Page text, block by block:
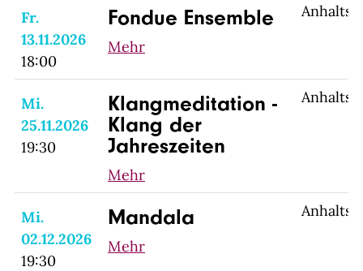
Fr.
13.11.2026
18:00
Fondue Ensemble
Mehr
Mi.
25.11.2026
19:30
Klangmeditation -
Klang der
Jahreszeiten
Mehr
Mi.
02.12.2026
19:30
Mandala
Mehr